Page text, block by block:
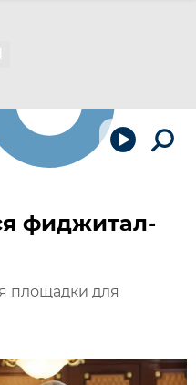
фиджитал-
площадки для